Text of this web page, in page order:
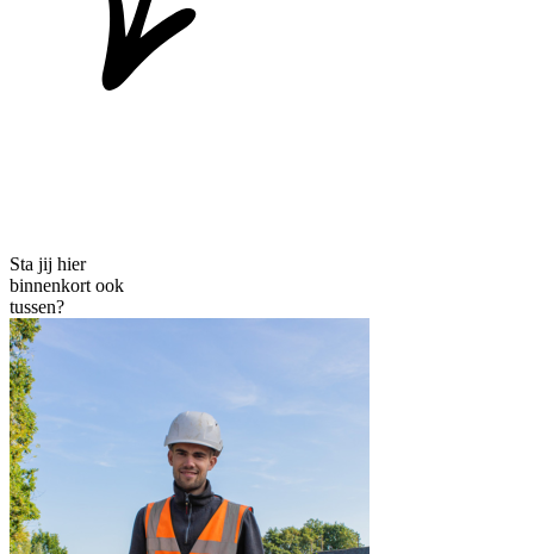
Sta jij hier
binnenkort ook
tussen?